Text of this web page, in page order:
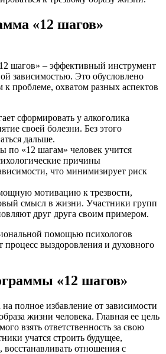
«12 шагов»
шагов» – эффективный инструмент
зависимостью. Это обусловлено
проблеме, охватом разных аспектов
сформировать у алкоголика
своей болезни. Без этого
дальше.
по «12 шагам» человек учится
причины
что минимизирует риск
мотивацию к трезвости,
смысл в жизни. Участники групп
друг друга своим примером.
помощью психологов
процесс выздоровления и духовного
«12 шагов»
полное избавление от зависимости
жизни человека. Главная ее цель
взять ответственность за свою
учатся строить будущее,
восстанавливать отношения с